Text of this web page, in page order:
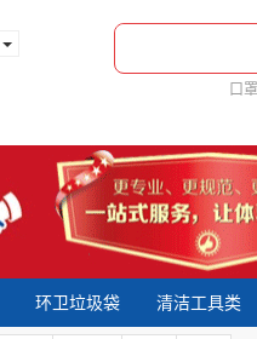
口罩
环卫垃圾袋 清洁工具类